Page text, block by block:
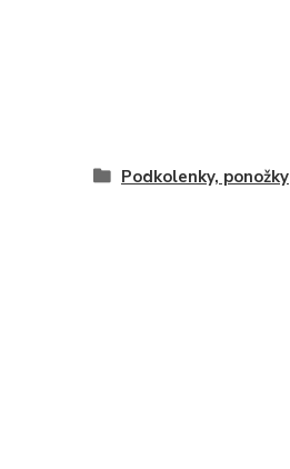
Podkolenky, ponožky